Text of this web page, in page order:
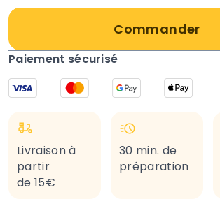
Commander
Paiement sécurisé
Livraison à
partir
de 15€
30 min. de
préparation